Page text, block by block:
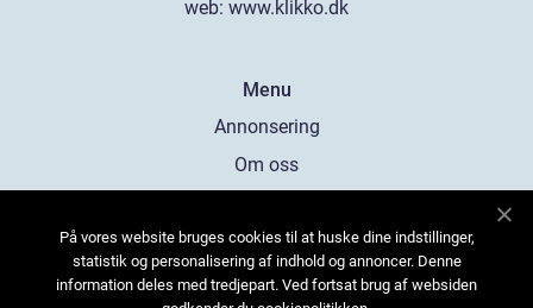
web: www.klikko.dk
Menu
Annonsering
Om oss
Kontakta oss
Sitemap
På vores website bruges cookies til at huske dine indstillinger,
statistik og personalisering af indhold og annoncer. Denne
information deles med tredjepart. Ved fortsat brug af websiden